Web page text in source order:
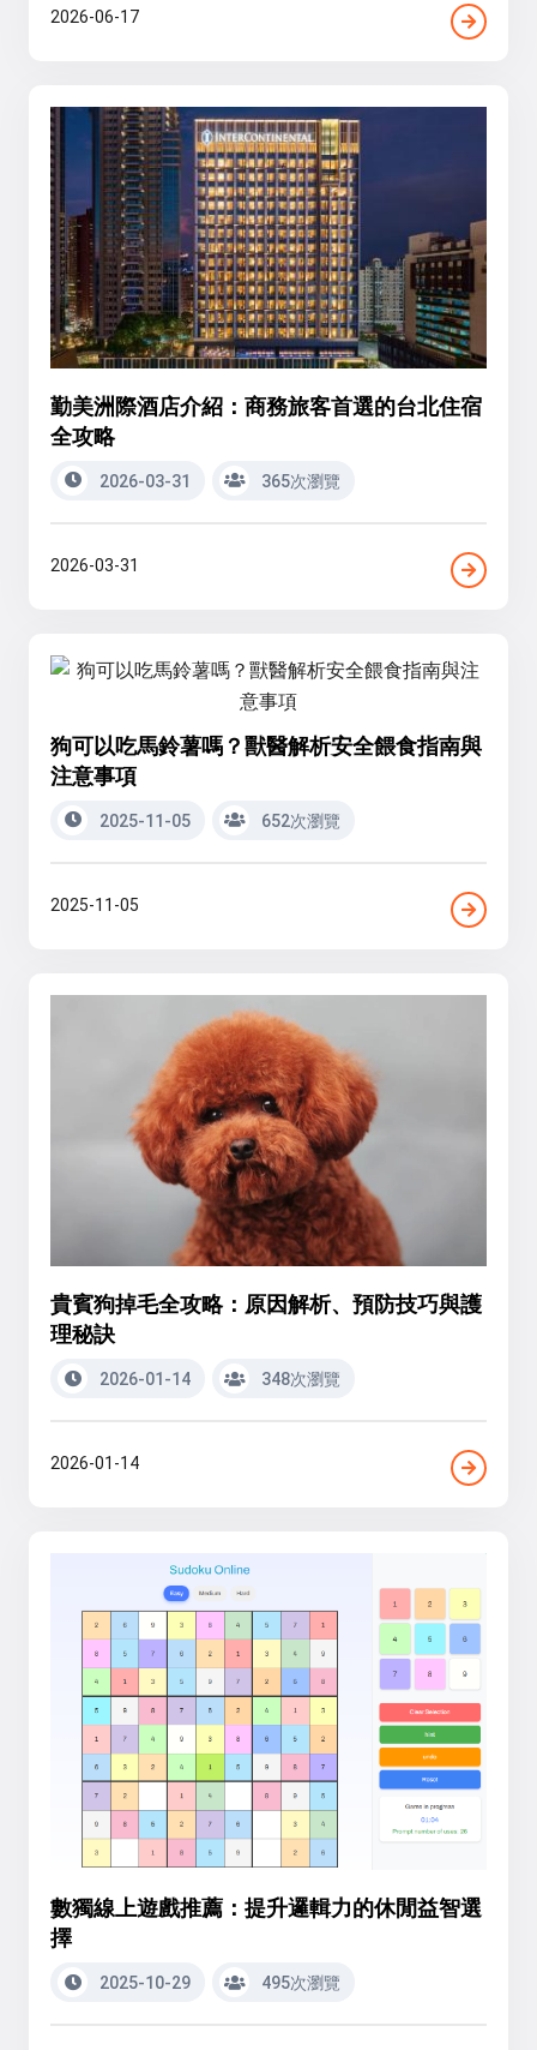
2026-06-17
勤美洲際酒店介紹：商務旅客首選的台北住宿
全攻略
2026-03-31 365次瀏覽
2026-03-31
狗可以吃馬鈴薯嗎？獸醫解析安全餵食指南與
注意事項
2025-11-05 652次瀏覽
2025-11-05
貴賓狗掉毛全攻略：原因解析、預防技巧與護
理秘訣
2026-01-14 348次瀏覽
2026-01-14
數獨線上遊戲推薦：提升邏輯力的休閒益智選
擇
2025-10-29 495次瀏覽